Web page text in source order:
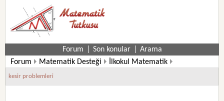
Forum Son konular
Arama
Forum
Matematik Desteği
İlkokul Matematik
3. Sınıf Matematik Soruları
kesir problemleri